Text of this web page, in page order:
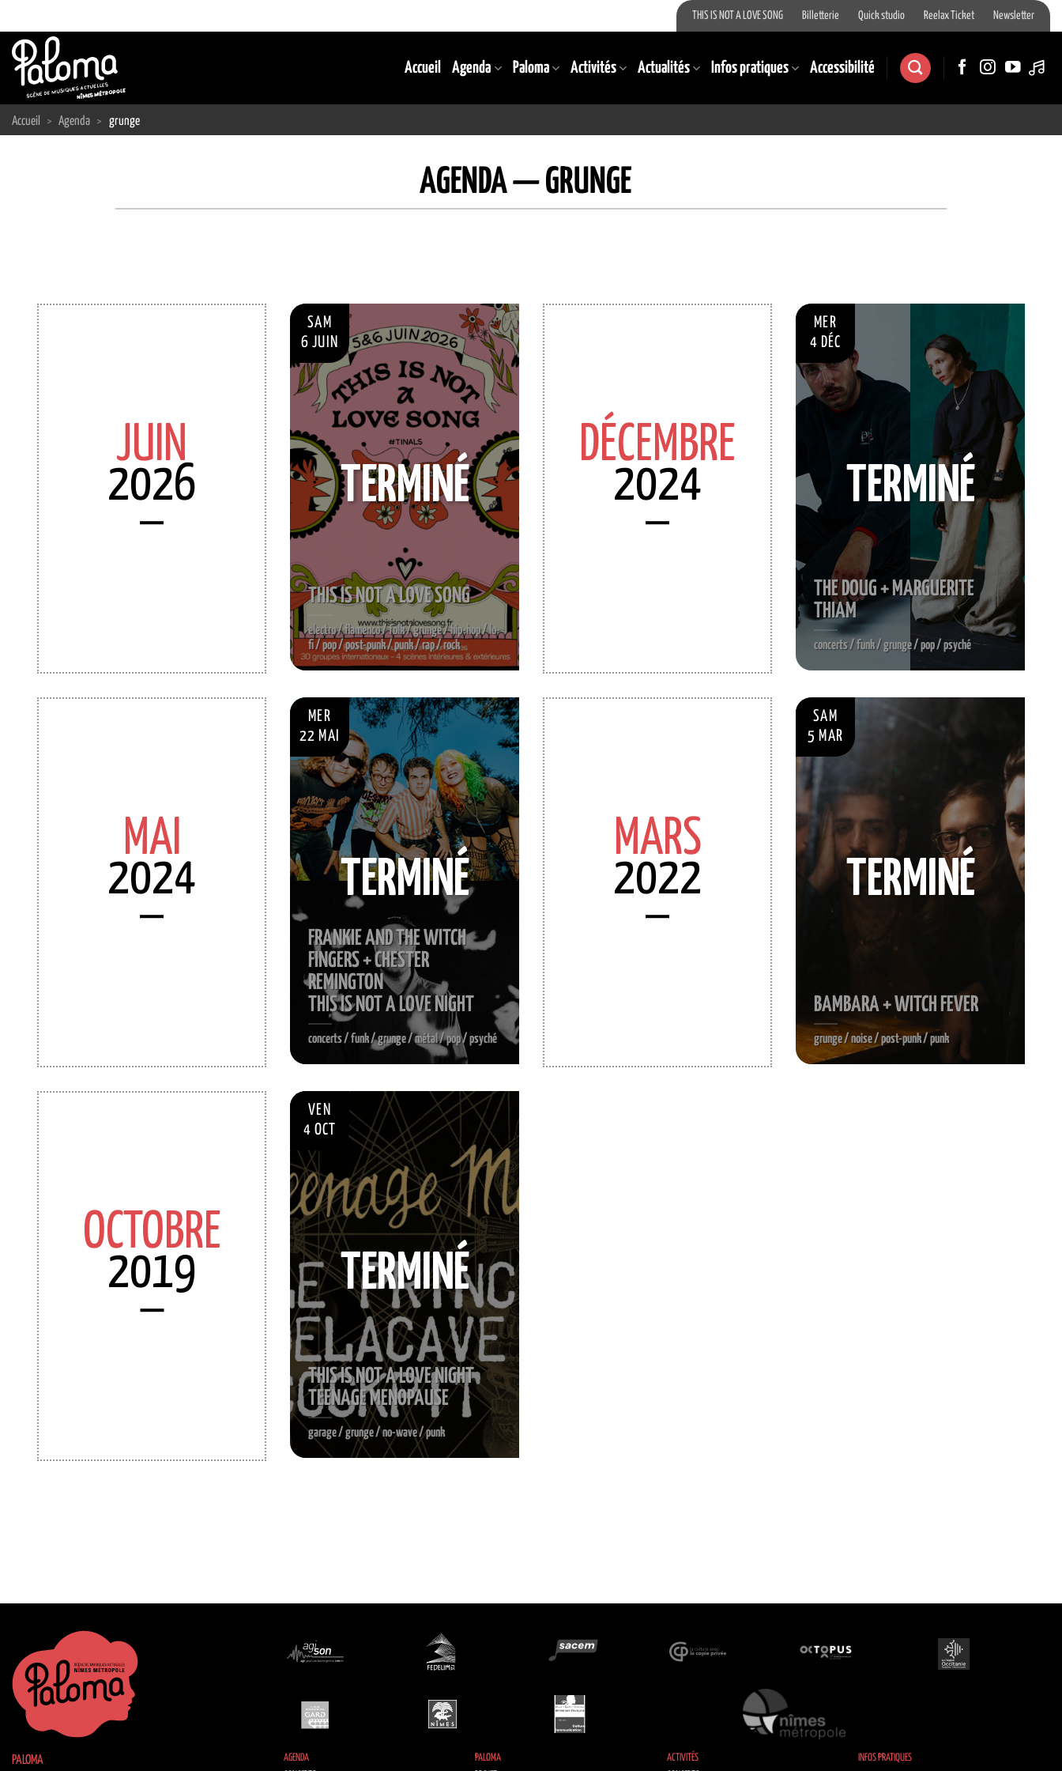
au
contenu
THIS IS NOT A LOVE SONG Billetterie Quick studio Reelax Ticket Newsletter
Accueil Agenda Paloma Activités Actualités Infos pratiques Accessibilité
Accueil > Agenda > grunge
AGENDA — GRUNGE
JUIN
2026
SAM
6 JUIN
THIS IS NOT A LOVE SONG
electro / flamenco / folk / grunge / hip-hop / lo-
fi / pop / post-punk / punk / rap / rock
TERMINÉ
DÉCEMBRE
2024
MER
4 DÉC
THE DOUG + MARGUERITE
THIAM
concerts / funk / grunge / pop / psyché
TERMINÉ
MAI
2024
MER
22 MAI
FRANKIE AND THE WITCH
FINGERS + CHESTER
REMINGTON
THIS IS NOT A LOVE NIGHT
concerts / funk / grunge / métal / pop / psyché
TERMINÉ
MARS
2022
SAM
5 MAR
BAMBARA + WITCH FEVER
grunge / noise / post-punk / punk
TERMINÉ
OCTOBRE
2019
VEN
4 OCT
THIS IS NOT A LOVE NIGHT
TEENAGE MENOPAUSE
garage / grunge / no-wave / punk
TERMINÉ
PALOMA
AGENDA
PALOMA
ACTIVITÉS
INFOS PRATIQUES